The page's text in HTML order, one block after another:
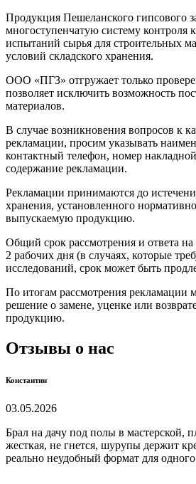
Продукция Пешеланского гипсового
многоступенчатую систему контроля
испытаний сырья для строительных
условий складского хранения.
ООО «ПГЗ» отгружает только
позволяет исключить возможность
материалов.
В случае возникновения вопросов к
рекламации, просим указывать
контактный телефон, номер
содержание рекламации.
Рекламации принимаются до
хранения, установленного
выпускаемую продукцию.
Общий срок рассмотрения и ответа на
2 рабочих дня (в случаях, которые
исследований, срок может быть
По итогам рассмотрения рекламации
решение о замене, уценке или
продукцию.
Отзывы о нас
Константин
03.05.2026
Брал на дачу под полы в мастерской,
жесткая, не гнется, шурупы держит
реально неудобный формат для одного